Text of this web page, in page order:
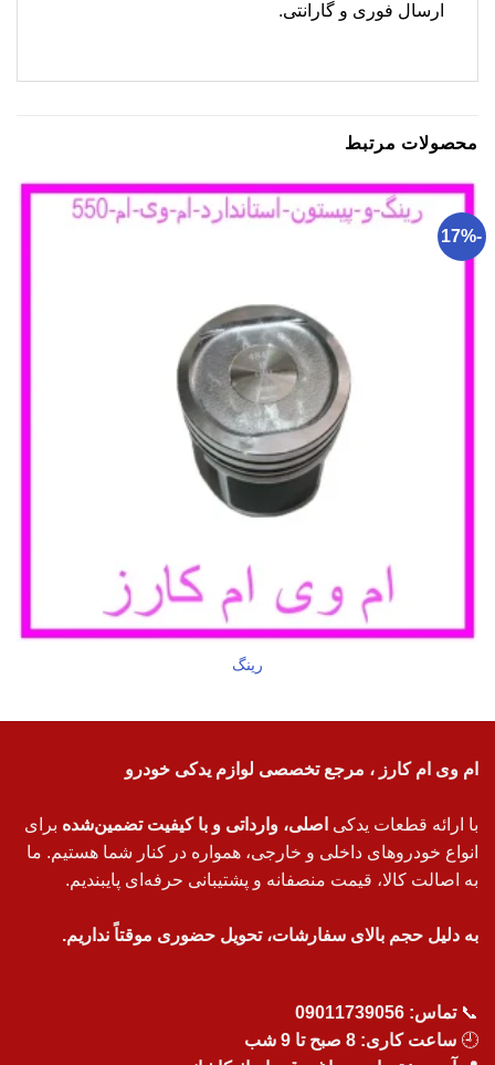
ارسال فوری و گارانتی.
محصولات مرتبط
-17%
رینگ
ام وی ام کارز ، مرجع تخصصی لوازم یدکی خودرو
با ارائه قطعات یدکی اصلی، وارداتی و با کیفیت تضمین‌شده برای
انواع خودروهای داخلی و خارجی، همواره در کنار شما هستیم. ما
به اصالت کالا، قیمت منصفانه و پشتیبانی حرفه‌ای پایبندیم.
به دلیل حجم بالای سفارشات، تحویل حضوری موقتاً نداریم.
📞تماس: 09011739056
🕘 ساعت کاری: 8 صبح تا 9 شب